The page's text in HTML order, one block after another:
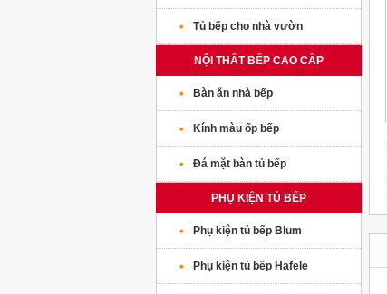
Tủ bếp cho nhà vườn
NỘI THẤT BẾP CAO CẤP
Bàn ăn nhà bếp
Kính màu ốp bếp
Đá mặt bàn tủ bếp
PHỤ KIỆN TỦ BẾP
Phụ kiện tủ bếp Blum
Phụ kiện tủ bếp Hafele